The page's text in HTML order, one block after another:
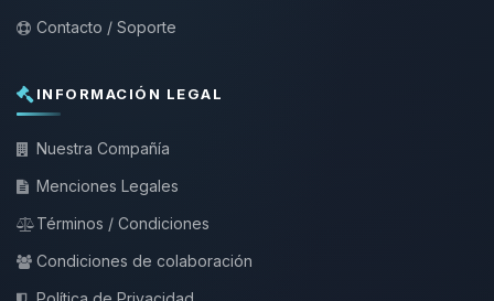
Contacto / Soporte
INFORMACIÓN LEGAL
Nuestra Compañía
Menciones Legales
Términos / Condiciones
Condiciones de colaboración